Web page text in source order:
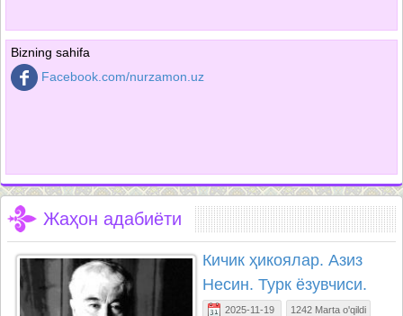
Bizning sahifa
Facebook.com/nurzamon.uz
Жаҳон адабиёти
Кичик ҳикоялар. Азиз
Несин. Турк ёзувчиси.
2025-11-19 1242 Marta o'qildi